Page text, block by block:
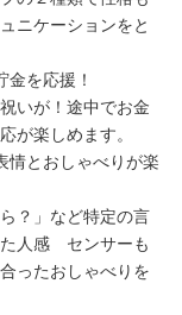
ニケーションをと
金を応援！
いが！途中でお金
が楽しめます。
情とおしゃべりが楽
？」など特定の言
た人感 センサーも
ったおしゃべりを